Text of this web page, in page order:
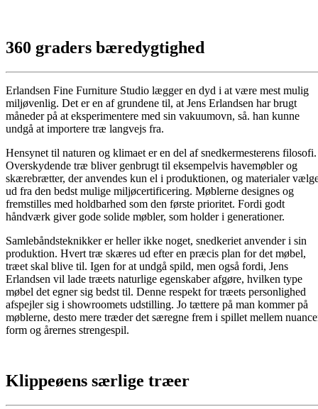
360 graders bæredygtighed
Erlandsen Fine Furniture Studio lægger en dyd i at være mest mulig
miljøvenlig. Det er en af grundene til, at Jens Erlandsen har brugt
måneder på at eksperimentere med sin vakuumovn, så. han kunne
undgå at importere træ langvejs fra.
Hensynet til naturen og klimaet er en del af snedkermesterens filosofi.
Overskydende træ bliver genbrugt til eksempelvis havemøbler og
skærebrætter, der anvendes kun el i produktionen, og materialer
ud fra den bedst mulige miljøcertificering. Møblerne designes og
fremstilles med holdbarhed som den første prioritet. Fordi godt
håndværk giver gode solide møbler, som holder i generationer.
Samlebåndsteknikker er heller ikke noget, snedkeriet anvender i sin
produktion. Hvert træ skæres ud efter en præcis plan for det møbel,
træet skal blive til. Igen for at undgå spild, men også fordi, Jens
Erlandsen vil lade træets naturlige egenskaber afgøre, hvilken type
møbel det egner sig bedst til. Denne respekt for træets personlighed
afspejler sig i showroomets udstilling. Jo tættere på man kommer på
møblerne, desto mere træder det særegne frem i spillet mellem
form og årernes strengespil.
Klippeøens særlige træer